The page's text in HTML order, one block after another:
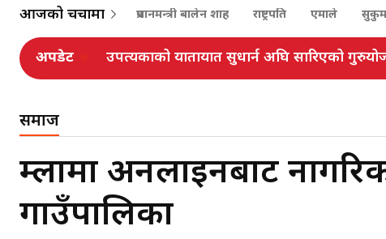
आजको चर्चामा प्रधानमन्त्री बालेन शाह राष्ट्रपति एमाले
अपडेट उपत्यकाको यातायात सुधार्न अघि सारिएको
समाज
हुम्लामा अनलाइनबाट
गाउँपालिका